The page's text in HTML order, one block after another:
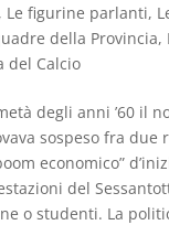
Le figurine parlanti,
della Provincia,
del Calcio
degli anni ’60 il
sospeso fra due
economico”
del
o studenti. La